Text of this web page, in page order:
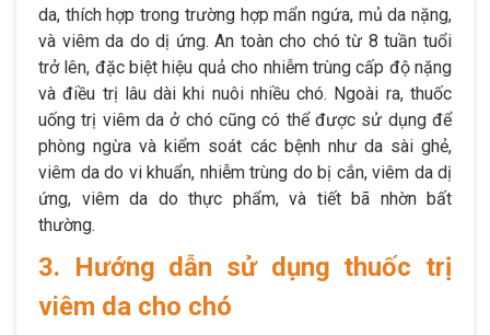
da, thích hợp trong trường hợp mẩn ngứa, mủ da nặng,
và viêm da do dị ứng. An toàn cho chó từ 8 tuần tuổi
trở lên, đặc biệt hiệu quả cho nhiễm trùng cấp độ nặng
và điều trị lâu dài khi nuôi nhiều chó. Ngoài ra, thuốc
uống trị viêm da ở chó cũng có thể được sử dụng để
phòng ngừa và kiểm soát các bệnh như da sài ghẻ,
viêm da do vi khuẩn, nhiễm trùng do bị cắn, viêm da dị
ứng, viêm da do thực phẩm, và tiết bã nhờn bất
thường.
3. Hướng dẫn sử dụng thuốc trị
viêm da cho chó